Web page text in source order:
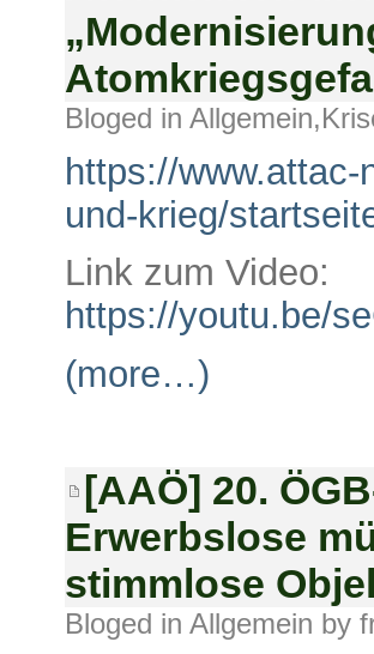
Bloged in Allgemein,
https://
und-krieg/
Link zum Video:
https://youtu.be/
(more…)
[AAÖ] 20.
Erwerbslose
stimmlose
Bloged in Allgemein by